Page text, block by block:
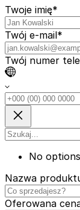
Twoje imię*
Twój e-mail*
Twój numer
No
Nazwa
Oferowana